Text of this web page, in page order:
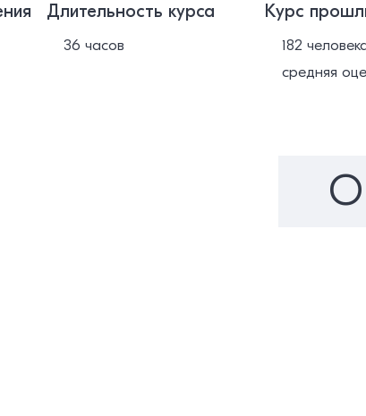
Длительность курса
36 часов
Курс
182
средняя
О